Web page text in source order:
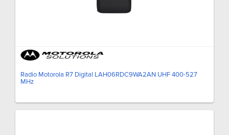
Radio Motorola R7 Digital LAH06RDC9WA2AN UHF 400-527
MHz